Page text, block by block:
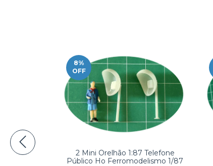
a
8%
OFF
2 Mini Orelhão 1:87 Telefone
Público Ho Ferromodelismo 1/87